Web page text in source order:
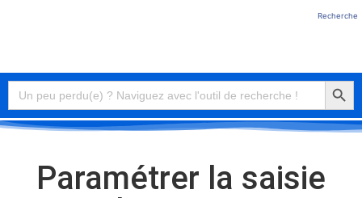
Recherche
Search
for:
Paramétrer la saisie